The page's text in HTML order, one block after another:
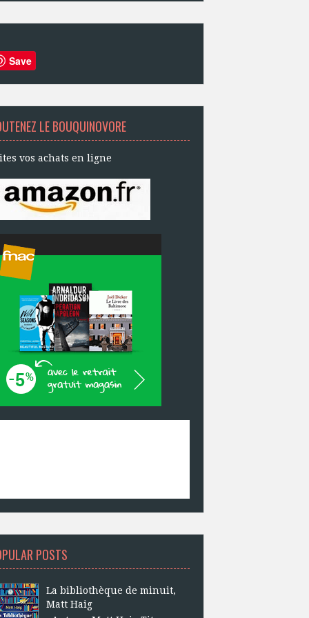
Save
LE BOUQUINOVORE
vos achats en ligne
POSTS
La bibliothèque de minuit,
Matt Haig